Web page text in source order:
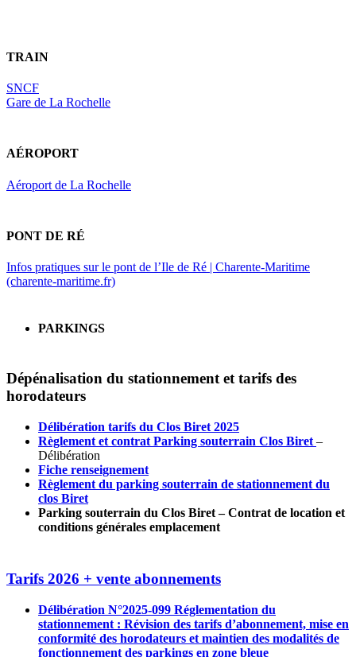
TRAIN
SNCF
Gare de La Rochelle
AÉROPORT
Aéroport de La Rochelle
PONT DE RÉ
Infos pratiques sur le pont de l’Ile de Ré | Charente-Maritime
(charente-maritime.fr)
PARKINGS
Dépénalisation du stationnement et tarifs des
horodateurs
Délibération tarifs du Clos Biret 2025
Règlement et contrat Parking souterrain Clos Biret –
Délibération
Fiche renseignement
Règlement du parking souterrain de stationnement du
clos Biret
Parking souterrain du Clos Biret – Contrat de location et
conditions générales emplacement
Tarifs 2026 + vente abonnements
Délibération N°2025-099 Réglementation du
stationnement : Révision des tarifs d’abonnement, mise en
conformité des horodateurs et maintien des modalités de
fonctionnement des parkings en zone bleue